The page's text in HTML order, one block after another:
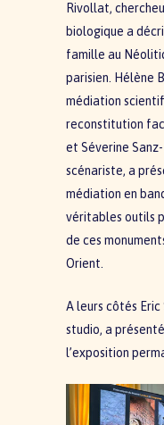
Rivollat,
biologique a
famille au
parisien. Hélène
médiation
reconstitution
et Séverine
scénariste, a
médiation en
véritables outils
de ces
Orient.
A leurs côtés
studio, a
l’exposition